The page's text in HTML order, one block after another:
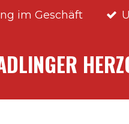
im Geschäft